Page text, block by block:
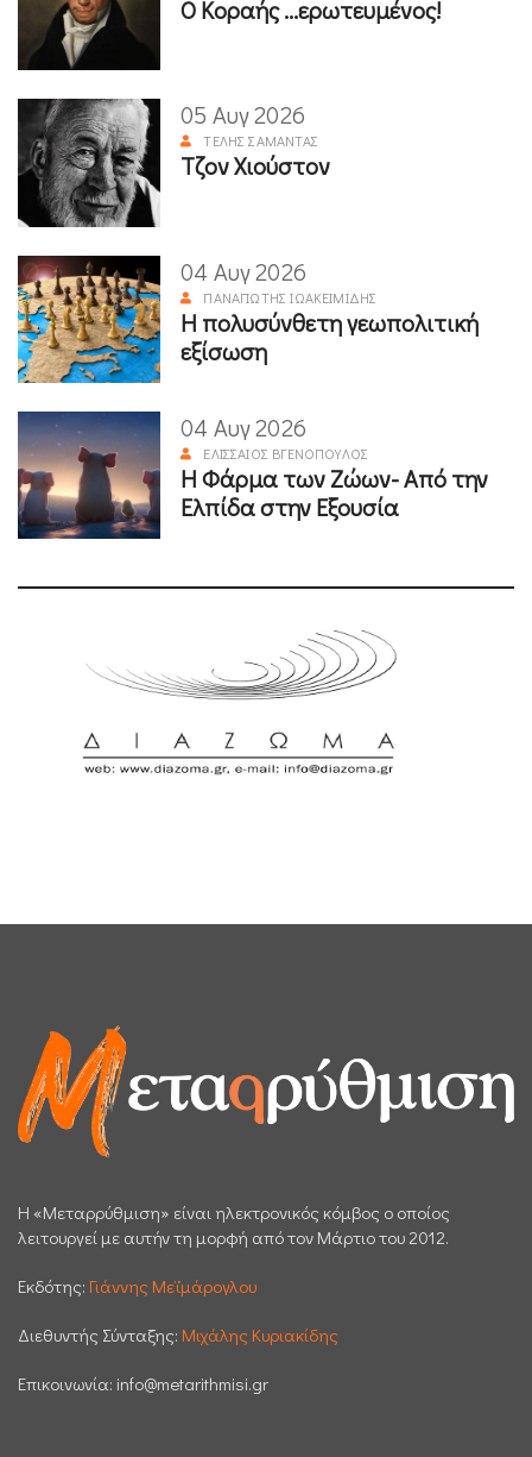
Ο Κοραής ...ερωτευμένος!
05 Αυγ 2026
ΤΈΛΗΣ ΣΑΜΑΝΤΆΣ
Τζον Χιούστον
04 Αυγ 2026
ΠΑΝΑΓΙΏΤΗΣ ΙΩΑΚΕΙΜΊΔΗΣ
Η πολυσύνθετη γεωπολιτική
εξίσωση
04 Αυγ 2026
ΕΛΙΣΣΑΊΟΣ ΒΓΕΝΌΠΟΥΛΟΣ
Η Φάρμα των Ζώων- Από την
Ελπίδα στην Εξουσία
H «Μεταρρύθμιση» είναι ηλεκτρονικός κόμβος ο οποίος
λειτουργεί με αυτήν τη μορφή από τον Μάρτιο του 2012.
Εκδότης: Γιάννης Μεϊμάρογλου
Διεθυντής Σύνταξης: Μιχάλης Κυριακίδης
Επικοινωνία: info@metarithmisi.gr